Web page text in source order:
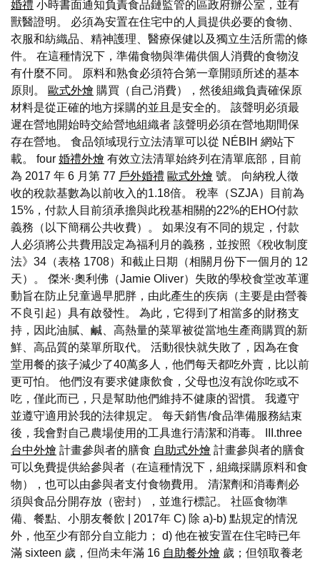
婚禮 小時書面通知負責食品鏈監管的區政府辦公室，並有
獸醫證明。 必須為安置在住宅中的人員提供必要的食物、
衣服和紡織品、精神護理、醫療保健以及獨立生活所需的條
件。 在這種情況下，準備食物與準備供個人消費的食物沒
有什麼不同。 原料和熟食必須符合第一章開頭所述的基本
原則。
歐式外燴 購買（自己消費），然後組織負責確保原
材料是從正確的地方採購的並且是安全的。 該聲明必須最
遲在營地開始時交給營地組織者 該聲明必須在營地期間保
存在營地。 食品領域現行立法清單可以從 NÉBIH 網站下
載。 four 婚禮外燴 有效立法清單始終列在清單底部，目前
為 2017 年 6 月第 77 戶外婚禮 歐式外燴 號。 向納稅人徵
收的稅款基數為以前收入的1.18倍。 稅率（SZJA）目前為
15%，付款人目前須承擔與此稅基相關的22%的EHO付款
義務（以下簡稱公共收費）。 如果沒有不同的規定，付款
人必須將公共費用設定為福利月的義務，並按照《稅收制度
法》34（表格 1708）和截止日期（相關月份下一個月的 12
天）。 傑米·奧利佛（Jamie Oliver）失敗的學校食堂改革運
動旨在防止兒童過早肥胖，由此產生的疾病（主要是由營養
不良引起）具有啟發性。 為此，它得到了相當多的財務支
持，因此油膩、鹹、高熱量的菜單被從當地生產商購買的新
鮮、高品質的菜單所取代。 活動很快就失敗了，因為在食
堂用餐的孩子減少了40萬多人，他們每天都吃外賣，比以前
更可怕。 他們沒有要求健康飲食，父母也沒有說你吃或不
吃，僅此而已，只是幫助他們維持不健康的習慣。 我遵守
並遵守適用於我的法律規定。 每天銷售/食品準備服務結束
後，我會對自己農場使用的工具進行清潔和消毒。 III.three
台中外燴 計畫參與者的膳食 自助式外燴 計畫參與者的膳食
可以免費提供給參與者（在這種情況下，組織採購原料和食
物），也可以由參與者支付食物費用。 清潔劑和消毒劑必
須與食品分開存放（密封），並進行標記。 社區食物準
備、餐點、小朋友餐飲 | 2017年 C) 除 a)-b) 點規定的情況
外，他至少有部分自立能力； d) 他在被安置在住宅時已年
滿 sixteen 歲，但尚未年滿 16 自助餐外燴 歲；但領取養老